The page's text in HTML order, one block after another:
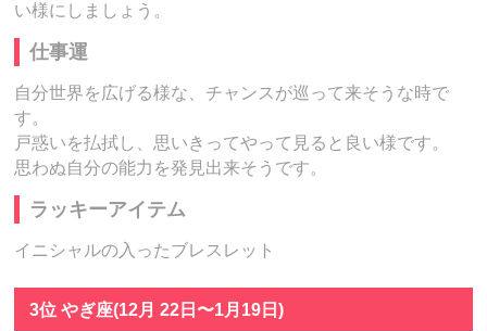
い様にしましょう。
仕事運
自分世界を広げる様な、チャンスが巡って来そうな時で
す。
戸惑いを払拭し、思いきってやって見ると良い様です。
思わぬ自分の能力を発見出来そうです。
ラッキーアイテム
イニシャルの入ったブレスレット
3位 やぎ座(12月 22日〜1月19日)